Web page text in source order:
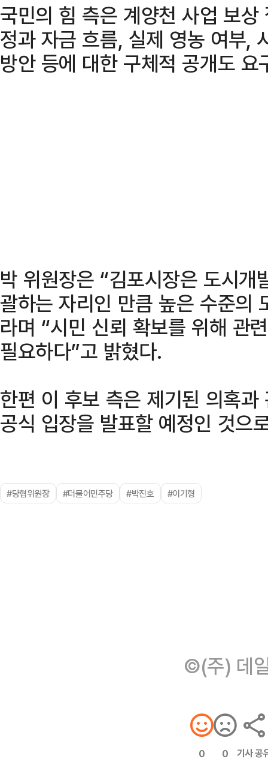
국민의 힘 측은 계양천 사업 보
정과 자금 흐름, 실제 영농 여부,
방안 등에 대한 구체적 공개도 요
박 위원장은 “김포시장은 도시
괄하는 자리인 만큼 높은 수준의
라며 “시민 신뢰 확보를 위해 관
필요하다”고 밝혔다.
한편 이 후보 측은 제기된 의혹
공식 입장을 발표할 예정인 것으
#당협위원장 #더불어민주당 #박진호 #이기형
©(주) 데
0 0 기사 공